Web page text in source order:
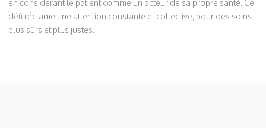
en considérant le patient comme un acteur de sa propre santé. Ce
défi réclame une attention constante et collective, pour des soins
plus sûrs et plus justes.